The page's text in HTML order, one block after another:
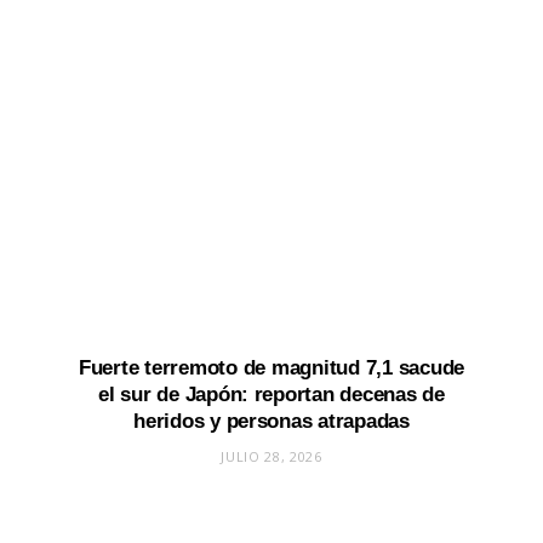
Fuerte terremoto de magnitud 7,1 sacude
el sur de Japón: reportan decenas de
heridos y personas atrapadas
JULIO 28, 2026